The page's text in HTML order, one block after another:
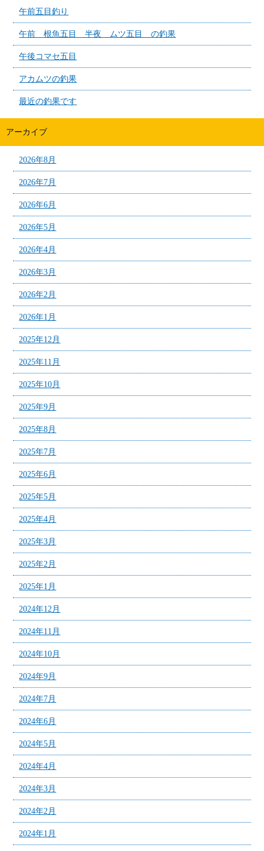
午前五目釣り
午前 根魚五目 半夜 ムツ五目 の釣果
午後コマセ五目
アカムツの釣果
最近の釣果です
アーカイブ
2026年8月
2026年7月
2026年6月
2026年5月
2026年4月
2026年3月
2026年2月
2026年1月
2025年12月
2025年11月
2025年10月
2025年9月
2025年8月
2025年7月
2025年6月
2025年5月
2025年4月
2025年3月
2025年2月
2025年1月
2024年12月
2024年11月
2024年10月
2024年9月
2024年7月
2024年6月
2024年5月
2024年4月
2024年3月
2024年2月
2024年1月